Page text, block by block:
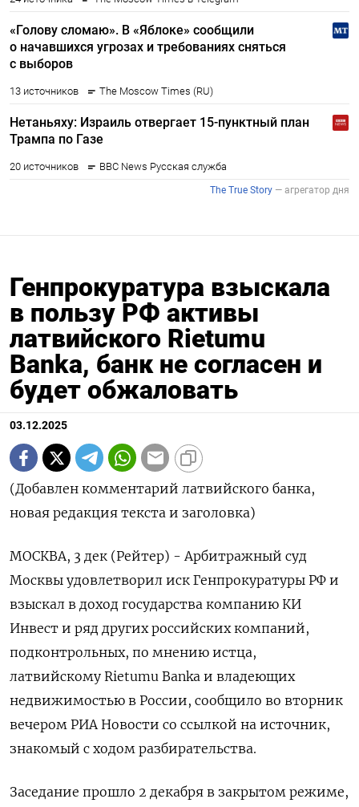
Генпрокуратура взыскала
в пользу РФ активы
латвийского Rietumu
Banka, банк не согласен и
будет обжаловать
03.12.2025
(Добавлен комментарий латвийского банка,
новая редакция текста и заголовка)
МОСКВА, 3 дек (Рейтер) - Арбитражный суд
Москвы удовлетворил иск Генпрокуратуры РФ и
взыскал в доход государства компанию КИ
Инвест и ряд других российских компаний,
подконтрольных, по мнению истца,
латвийскому Rietumu Banka и владеющих
недвижимостью в России, сообщило во вторник
вечером РИА Новости со ссылкой на источник,
знакомый с ходом разбирательства.
Заседание прошло 2 декабря в закрытом режиме,